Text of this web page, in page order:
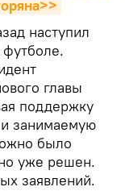
наступил
главы
поддержку
занимаемую
было
уже решен.
заявлений.